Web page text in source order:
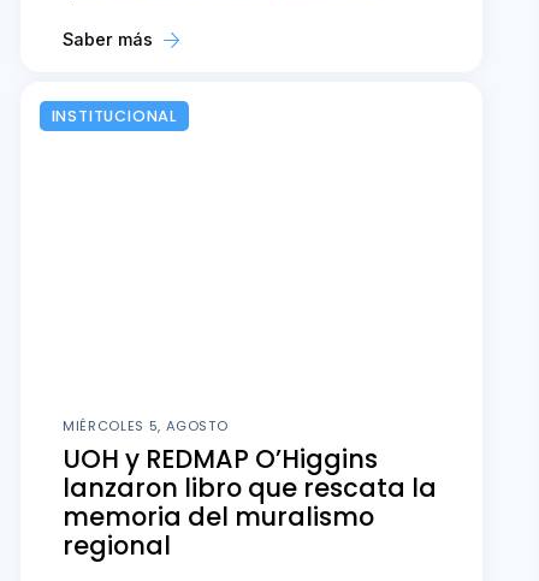
Saber más
INSTITUCIONAL
MIÉRCOLES 5, AGOSTO
UOH y REDMAP O’Higgins
lanzaron libro que rescata la
memoria del muralismo
regional